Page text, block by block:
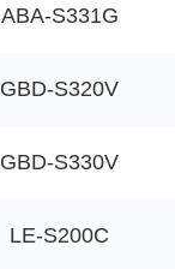
ABA-S331G
GBD-S320V
GBD-S330V
LE-S200C